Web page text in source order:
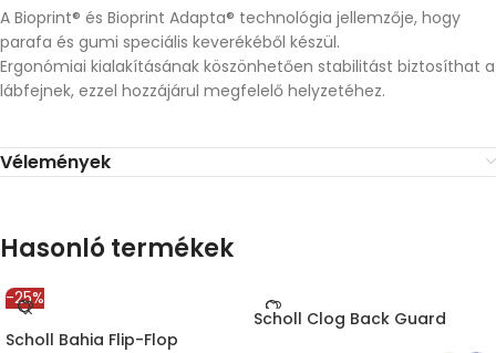
A Bioprint® és Bioprint Adapta® technológia jellemzője, hogy
parafa és gumi speciális keverékéből készül.
Ergonómiai kialakításának köszönhetően stabilitást biztosíthat a
lábfejnek, ezzel hozzájárul megfelelő helyzetéhez.
Vélemények
Hasonló termékek
-25%
Scholl Bahia Flip-Flop
Scholl Clog Back Guard